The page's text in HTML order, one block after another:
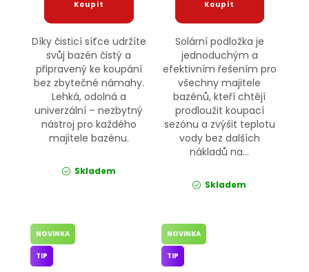
Díky čisticí síťce udržíte
svůj bazén čistý a
připravený ke koupání
bez zbytečné námahy.
Lehká, odolná a
univerzální – nezbytný
nástroj pro každého
majitele bazénu.
Skladem
Solární podložka je
jednoduchým a
efektivním řešením pro
všechny majitele
bazénů, kteří chtějí
prodloužit koupací
sezónu a zvýšit teplotu
vody bez dalších
nákladů na...
Skladem
NOVINKA
TIP
NOVINKA
TIP